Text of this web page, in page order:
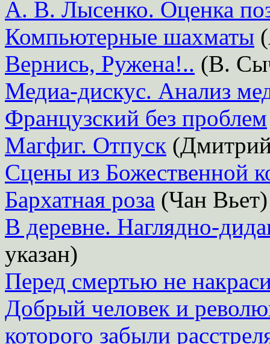
А. В. Лысенко. Оценка
Компьютерные шахматы
Вернись, Ружена!.. (В.
Медиа-дискус. Анализ
Французский без проблем
Магфиг. Отпуск
Сцены из Божественной
Бархатная роза (Чан Вьет)
В деревне. Наглядно-
указан)
Перед смертью не
Добрый человек и
которого забыли